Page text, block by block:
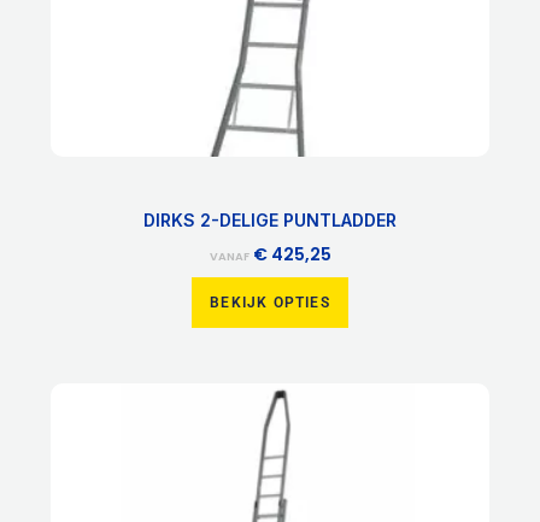
DIRKS 2-DELIGE PUNTLADDER
VANAF €425,25
BEKIJK OPTIES
productpagina
Dit
product
heeft
meerdere
variaties.